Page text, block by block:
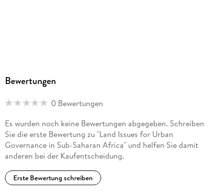
Bewertungen
0 Bewertungen
Es wurden noch keine Bewertungen abgegeben. Schreiben
Sie die erste Bewertung zu "Land Issues for Urban
Governance in Sub-Saharan Africa" und helfen Sie damit
anderen bei der Kaufentscheidung.
Erste Bewertung schreiben